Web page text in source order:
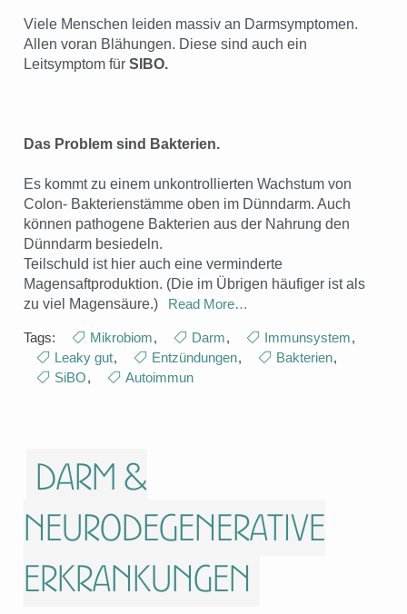
Viele Menschen leiden massiv an Darmsymptomen.
Allen voran Blähungen. Diese sind auch ein
Leitsymptom für SIBO.
Das Problem sind Bakterien.
Es kommt zu einem unkontrollierten Wachstum von
Colon- Bakterienstämme oben im Dünndarm. Auch
können pathogene Bakterien aus der Nahrung den
Dünndarm besiedeln.
Teilschuld ist hier auch eine verminderte
Magensaftproduktion. (Die im Übrigen häufiger ist als
zu viel Magensäure.)
Read More…
Tags: Mikrobiom, Darm, Immunsystem,
Leaky gut, Entzündungen, Bakterien,
SiBO, Autoimmun
Darm &
Neurodegenerative
Erkrankungen